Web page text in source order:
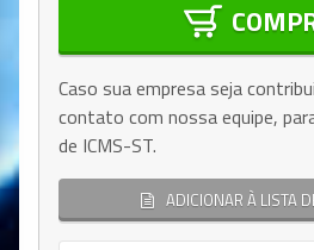
Caso sua empresa seja
contato com nossa equipe,
de ICMS-ST.
ADICIONAR À LISTA